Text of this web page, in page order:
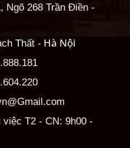
Ngõ 268 Trần Điền -
Thất - Hà Nội
việc T2 - CN: 9h00 -